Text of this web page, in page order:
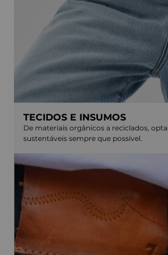
TECIDOS E INSUMOS
De materiais orgânicos a reciclados,
sustentáveis sempre que possível.